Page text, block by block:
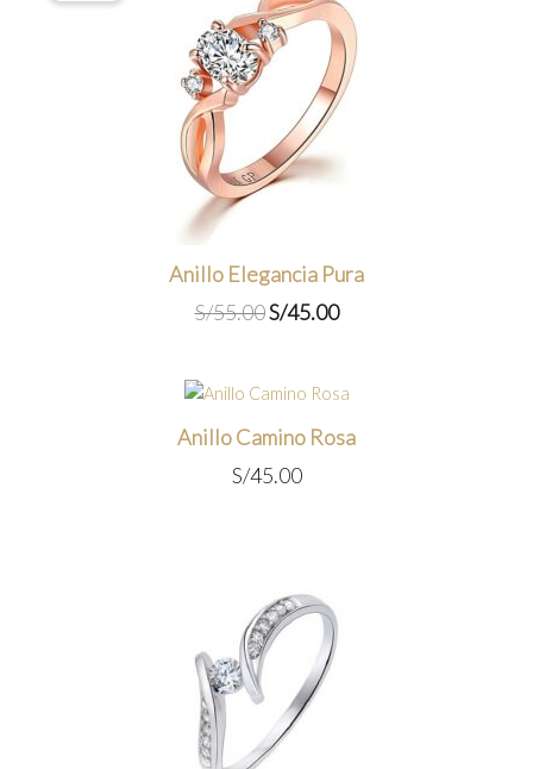
Anillo Elegancia Pura
S/55.00El
era:
S/45.00El
es:
Anillo Camino Rosa
S/45.00